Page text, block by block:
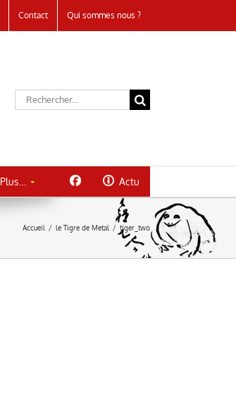
Contact Qui sommes nous ?
Rechercher:
Plus… Actu
Accueil / le Tigre de Metal / tiger_two